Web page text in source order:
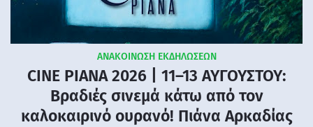
ΑΝΑΚΟΙΝΩΣΗ ΕΚΔΗΛΩΣΕΩΝ
CINE PIANA 2026 | 11–13 ΑΥΓΟΥΣΤΟΥ:
Βραδιές σινεμά κάτω από τον
καλοκαιρινό ουρανό! Πιάνα Αρκαδίας